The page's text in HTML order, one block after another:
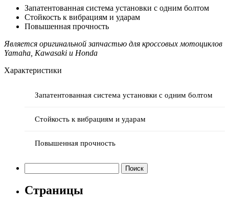
Запатентованная система установки с одним болтом
Стойкость к вибрациям и ударам
Повышенная прочность
Является оригинальной запчастью для кроссовых мотоциклов
Yamaha, Kawasaki и Honda
Характеристики
Запатентованная система установки с одним болтом
Стойкость к вибрациям и ударам
Повышенная прочность
Страницы